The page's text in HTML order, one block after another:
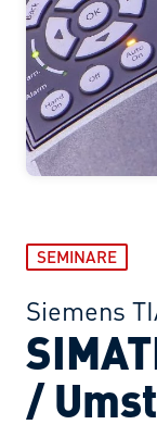
SEMINARE
Siemens
/